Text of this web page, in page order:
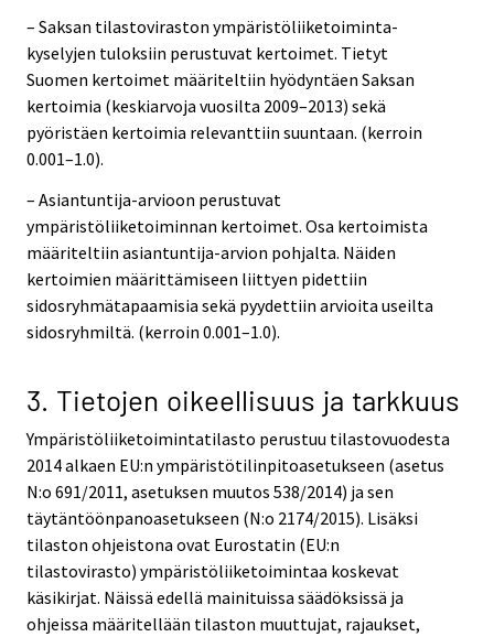
– Saksan tilastoviraston ympäristöliiketoiminta-
kyselyjen tuloksiin perustuvat kertoimet. Tietyt
Suomen kertoimet määriteltiin hyödyntäen Saksan
kertoimia (keskiarvoja vuosilta 2009–2013) sekä
pyöristäen kertoimia relevanttiin suuntaan. (kerroin
0.001–1.0).
– Asiantuntija-arvioon perustuvat
ympäristöliiketoiminnan kertoimet. Osa kertoimista
määriteltiin asiantuntija-arvion pohjalta. Näiden
kertoimien määrittämiseen liittyen pidettiin
sidosryhmätapaamisia sekä pyydettiin arvioita useilta
sidosryhmiltä. (kerroin 0.001–1.0).
3. Tietojen oikeellisuus ja tarkkuus
Ympäristöliiketoimintatilasto perustuu tilastovuodesta
2014 alkaen EU:n ympäristötilinpitoasetukseen (asetus
N:o 691/2011, asetuksen muutos 538/2014) ja sen
täytäntöönpanoasetukseen (N:o 2174/2015). Lisäksi
tilaston ohjeistona ovat Eurostatin (EU:n
tilastovirasto) ympäristöliiketoimintaa koskevat
käsikirjat. Näissä edellä mainituissa säädöksissä ja
ohjeissa määritellään tilaston muuttujat, rajaukset,